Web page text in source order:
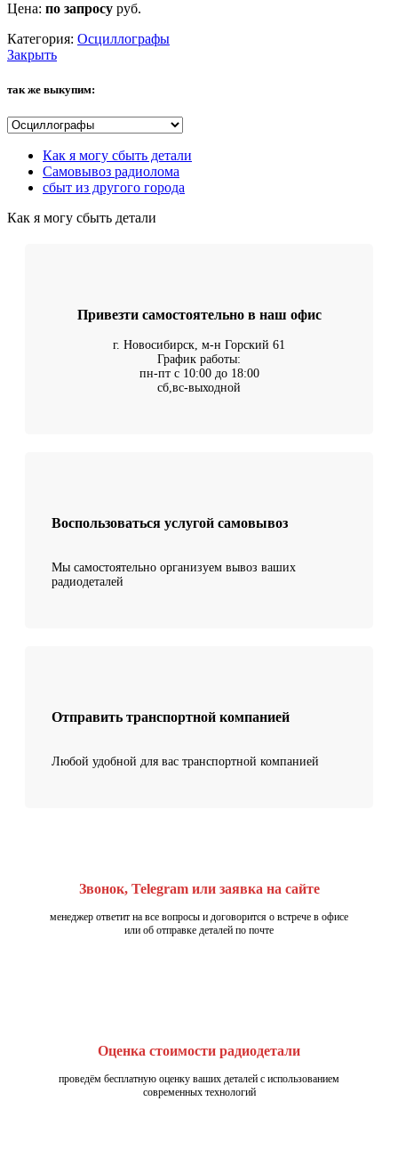
Цена: по запросу руб.
Категория: Осциллографы
Закрыть
так же выкупим:
Как я могу сбыть детали
Самовывоз радиолома
сбыт из другого города
Как я могу сбыть детали
Привезти самостоятельно в наш офис
г. Новосибирск, м-н Горский 61
График работы:
пн-пт с 10:00 до 18:00
сб,вс-выходной
Воспользоваться услугой самовывоз
Мы самостоятельно организуем вывоз ваших
радиодеталей
Отправить транспортной компанией
Любой удобной для вас транспортной компанией
Звонок, Telegram или заявка на сайте
менеджер ответит на все вопросы и договорится о встрече в офисе
или об отправке деталей по почте
Оценка стоимости радиодетали
проведём бесплатную оценку ваших деталей с использованием
современных технологий